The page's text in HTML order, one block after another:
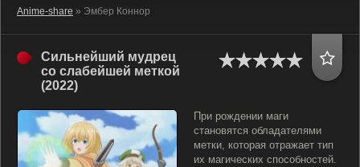
Anime-share » Эмбер Коннор
Сильнейший мудрец
со слабейшей меткой
(2022)
При рождении маги
становятся обладателями
метки, которая отражает тип
их магических способностей.